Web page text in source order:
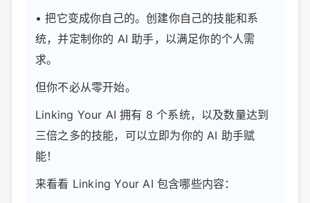
• 把它变成你自己的。创建你自己的技能和系
统，并定制你的 AI 助手，以满足你的个人需
求。
但你不必从零开始。
Linking Your AI 拥有 8 个系统，以及数量达到
三倍之多的技能，可以立即为你的 AI 助手赋
能！
来看看 Linking Your AI 包含哪些内容：